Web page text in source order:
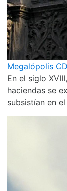
Megalópolis
En el siglo
haciendas se
subsistían en